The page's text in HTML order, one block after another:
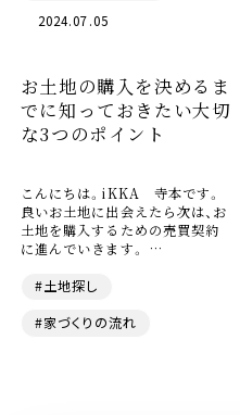
2024.07.05
お土地の購入を決めるま
でに知っておきたい大切
な3つのポイント
こんにちは。iKKA 寺本です。
良いお土地に出会えたら次は、お
土地を購入するための売買契約
に進んでいきます。 …
#土地探し
#家づくりの流れ